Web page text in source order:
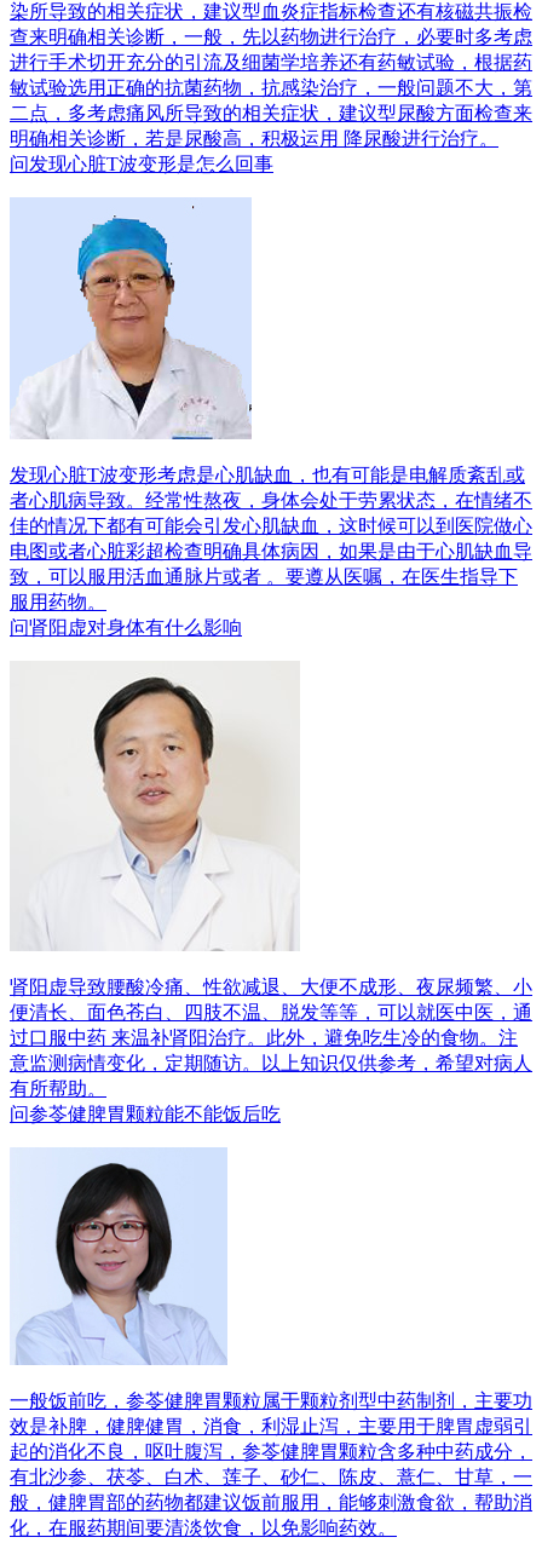
染所导致的相关症状，建议型血炎症指标检查还有核磁共振检
查来明确相关诊断，一般，先以药物进行治疗，必要时多考虑
进行手术切开充分的引流及细菌学培养还有药敏试验，根据药
敏试验选用正确的抗菌药物，抗感染治疗，一般问题不大，第
二点，多考虑痛风所导致的相关症状，建议型尿酸方面检查来
明确相关诊断，若是尿酸高，积极运用 降尿酸进行治疗。
问发现心脏T波变形是怎么回事
发现心脏T波变形考虑是心肌缺血，也有可能是电解质紊乱或
者心肌病导致。经常性熬夜，身体会处于劳累状态，在情绪不
佳的情况下都有可能会引发心肌缺血，这时候可以到医院做心
电图或者心脏彩超检查明确具体病因，如果是由于心肌缺血导
致，可以服用活血通脉片或者 。要遵从医嘱，在医生指导下
服用药物。
问肾阳虚对身体有什么影响
肾阳虚导致腰酸冷痛、性欲减退、大便不成形、夜尿频繁、小
便清长、面色苍白、四肢不温、脱发等等，可以就医中医，通
过口服中药 来温补肾阳治疗。此外，避免吃生冷的食物。注
意监测病情变化，定期随访。以上知识仅供参考，希望对病人
有所帮助。
问参苓健脾胃颗粒能不能饭后吃
一般饭前吃，参苓健脾胃颗粒属于颗粒剂型中药制剂，主要功
效是补脾，健脾健胃，消食，利湿止泻，主要用于脾胃虚弱引
起的消化不良，呕吐腹泻，参苓健脾胃颗粒含多种中药成分，
有北沙参、茯苓、白术、莲子、砂仁、陈皮、薏仁、甘草，一
般，健脾胃部的药物都建议饭前服用，能够刺激食欲，帮助消
化，在服药期间要清淡饮食，以免影响药效。